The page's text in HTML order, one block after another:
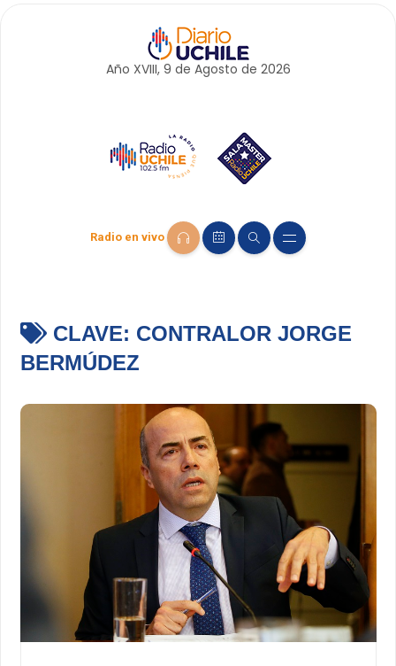
Año XVIII, 9 de Agosto de 2026
Radio en vivo
CLAVE: CONTRALOR JORGE
BERMÚDEZ